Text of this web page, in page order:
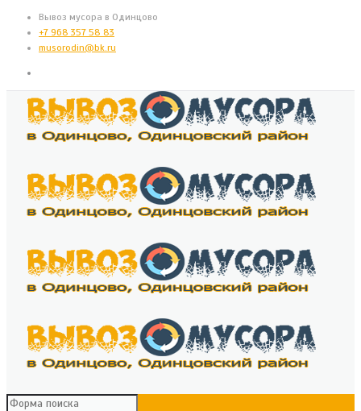
Вывоз мусора в Одинцово
+7 968 357 58 83
musorodin@bk.ru